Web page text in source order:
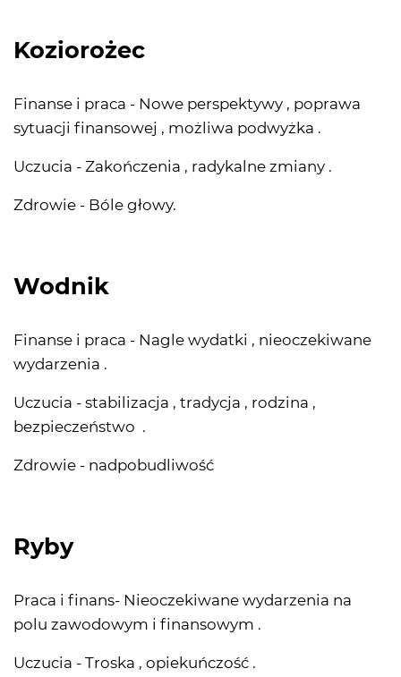
Koziorożec
Finanse i praca - Nowe perspektywy , poprawa
sytuacji finansowej , możliwa podwyżka .
Uczucia - Zakończenia , radykalne zmiany .
Zdrowie - Bóle głowy.
Wodnik
Finanse i praca - Nagle wydatki , nieoczekiwane
wydarzenia .
Uczucia - stabilizacja , tradycja , rodzina ,
bezpieczeństwo .
Zdrowie - nadpobudliwość
Ryby
Praca i finans- Nieoczekiwane wydarzenia na
polu zawodowym i finansowym .
Uczucia - Troska , opiekuńczość .